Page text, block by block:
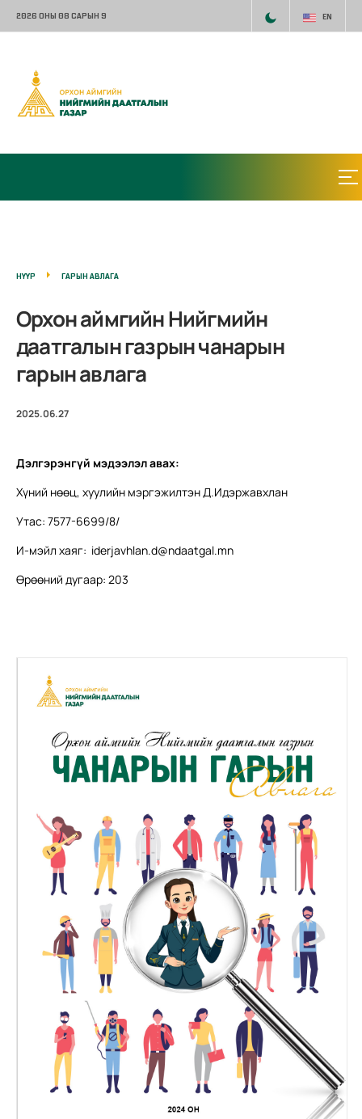
2026 ОНЫ 08 САРЫН 9 EN
НҮҮР ГАРЫН АВЛАГА
Орхон аймгийн Нийгмийн
даатгалын газрын чанарын
гарын авлага
2025.06.27
Дэлгэрэнгүй мэдээлэл авах:
Хүний нөөц, хуулийн мэргэжилтэн Д.Идэржавхлан
Утас: 7577-6699/8/
И-мэйл хаяг: iderjavhlan.d@ndaatgal.mn
Өрөөний дугаар: 203